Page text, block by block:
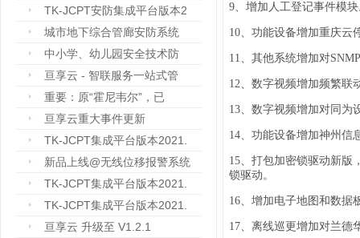
TK-JCPT安防集成平台版本2
城市地下综合管廊安防系统
中小学、幼儿园安全技术防
亘享云 - 智联服务一站式管
重要：原“霍尼韦尔”，已
亘享云重大事件更新
TK-JCPT集成平台版本2021.
新品上线@无线位移报警系统
TK-JCPT集成平台版本2021.
TK-JCPT集成平台版本2021.
亘享云 升级至 V1.2.1
9、增加人工登记事件模
10、功能设备增加重庆云
11、其他系统增加对
12、数字视频增加频繁联
13、数字视频增加对同为
14、功能设备增加神州信
15、打包加密锁驱动新版
锁驱动。
16、增加电子地图和数据
17、离线巡更增加对兰德